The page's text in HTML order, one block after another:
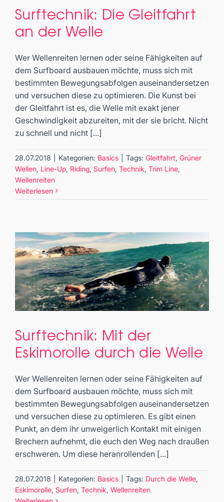
Surftechnik: Die Gleitfahrt an
Basics
Surftechnik: Die Gleitfahrt
an der Welle
Wer Wellenreiten lernen oder seine Fähigkeiten auf
dem Surfboard ausbauen möchte, muss sich mit
bestimmten Bewegungsabfolgen auseinandersetzen
und versuchen diese zu optimieren. Die Kunst bei
der Gleitfahrt ist es, die Welle mit exakt jener
Geschwindigkeit abzureiten, mit der sie bricht. Nicht
zu schnell und nicht [...]
28.07.2018 Kategorien: Basics Tags: Gleitfahrt, Grüner
Wellen, Line-Up, Riding, Surfen, Technik, Trim Line,
Wellenreiten
Weiterlesen
Surftechnik: Mit der Eskimorolle
Basics
Surftechnik: Mit der
Eskimorolle durch die Welle
Wer Wellenreiten lernen oder seine Fähigkeiten auf
dem Surfboard ausbauen möchte, muss sich mit
bestimmten Bewegungsabfolgen auseinandersetzen
und versuchen diese zu optimieren. Es gibt einen
Punkt, an dem ihr unweigerlich Kontakt mit einigen
Brechern aufnehmt, die euch den Weg nach draußen
erschweren. Um diese heranrollenden [...]
28.07.2018 Kategorien: Basics Tags: Durch die Welle,
Eskimorolle, Surfen, Technik, Wellenreiten